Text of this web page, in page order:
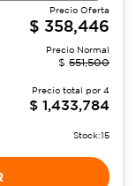
Precio Oferta
$ 358,446
Precio Normal
$ 551,500
Precio total por 4
$ 1,433,784
Stock:15